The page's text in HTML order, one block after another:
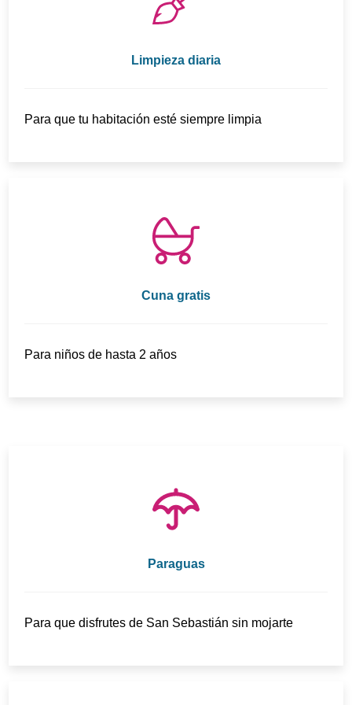
Limpieza diaria
Para que tu habitación esté siempre limpia
Cuna gratis
Para niños de hasta 2 años
Paraguas
Para que disfrutes de San Sebastián sin mojarte